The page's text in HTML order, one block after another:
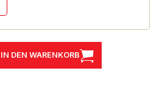
IN DEN WARENKORB